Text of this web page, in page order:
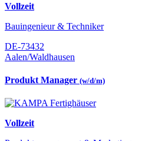
Vollzeit
Bauingenieur & Techniker
DE-73432
Aalen/Waldhausen
Produkt Manager (w/d/m)
Vollzeit